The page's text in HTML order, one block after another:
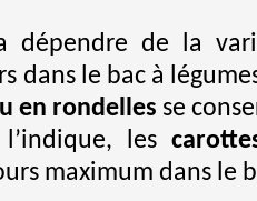
dépendre de la
dans le bac à
en rondelles se
les
maximum dans le